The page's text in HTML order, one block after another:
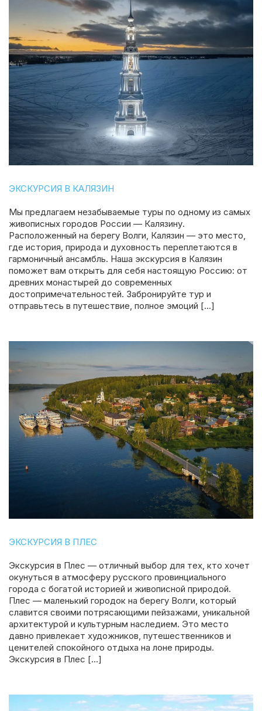
ЭКСКУРСИЯ В КАЛЯЗИН
Мы предлагаем незабываемые туры по одному из самых
живописных городов России — Калязину.
Расположенный на берегу Волги, Калязин — это место,
где история, природа и духовность переплетаются в
гармоничный ансамбль. Наша экскурсия в Калязин
поможет вам открыть для себя настоящую Россию: от
древних монастырей до современных
достопримечательностей. Забронируйте тур и
отправьтесь в путешествие, полное эмоций […]
ЭКСКУРСИЯ В ПЛЕС
Экскурсия в Плес — отличный выбор для тех, кто хочет
окунуться в атмосферу русского провинциального
города с богатой историей и живописной природой.
Плес — маленький городок на берегу Волги, который
славится своими потрясающими пейзажами, уникальной
архитектурой и культурным наследием. Это место
давно привлекает художников, путешественников и
ценителей спокойного отдыха на лоне природы.
Экскурсия в Плес […]